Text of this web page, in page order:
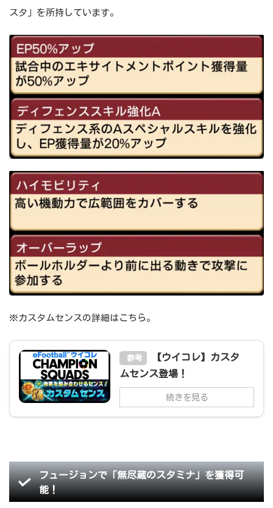
スタ」を所持しています。
※カスタムセンスの詳細はこちら。
参考
【ウイコレ】カスタ
ムセンス登場！
続きを見る
フュージョンで「無尽蔵のスタミナ」を獲得可
能！